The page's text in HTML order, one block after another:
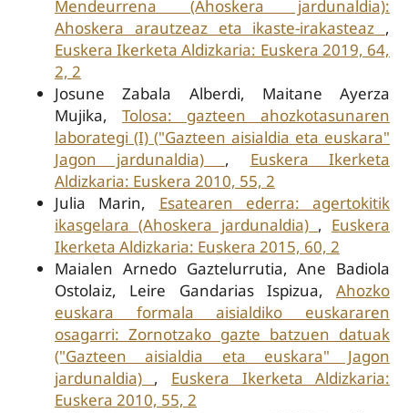
Mendeurrena (Ahoskera jardunaldia):
Ahoskera arautzeaz eta ikaste-irakasteaz ,
Euskera Ikerketa Aldizkaria: Euskera 2019, 64,
2, 2
Josune Zabala Alberdi, Maitane Ayerza
Mujika, Tolosa: gazteen ahozkotasunaren
laborategi (I) ("Gazteen aisialdia eta euskara"
Jagon jardunaldia) , Euskera Ikerketa
Aldizkaria: Euskera 2010, 55, 2
Julia Marin, Esatearen ederra: agertokitik
ikasgelara (Ahoskera jardunaldia) , Euskera
Ikerketa Aldizkaria: Euskera 2015, 60, 2
Maialen Arnedo Gaztelurrutia, Ane Badiola
Ostolaiz, Leire Gandarias Ispizua,Ahozko
euskara formala aisialdiko euskararen
osagarri: Zornotzako gazte batzuen datuak
("Gazteen aisialdia eta euskara" Jagon
jardunaldia) , Euskera Ikerketa Aldizkaria:
Euskera 2010, 55, 2